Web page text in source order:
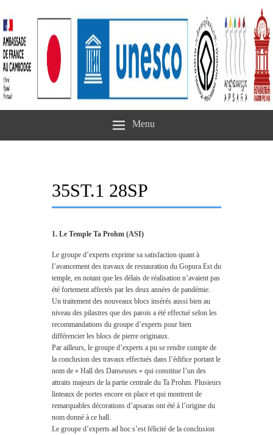
Menu
35ST.1 28SP
1. Le Temple Ta Prohm (ASI)
Le groupe d’experts exprime sa satisfaction quant à
l’avancement des travaux de restauration du Gopura Est du
temple, en notant que les délais de réalisation n’avaient pas
été fortement affectés par les deux années de pandémie.
Un traitement des nouveaux blocs insérés aussi bien au
niveau des pilastres que des parois a été effectué selon les
recommandations du groupe d’experts pour bien
différencier les blocs de pierre originaux.
Par ailleurs, le groupe d’experts a pu se rendre compte de
la conclusion des travaux effectués dans l’édifice portant le
nom de « Hall des Danseuses » qui constitue l’un des
attraits majeurs de la partie centrale du Ta Prohm. Plusieurs
linteaux de portes encore en place et qui montrent de
remarquables décorations d’apsaras ont été à l’origine du
nom donné à ce hall.
Le groupe d’experts ad hoc s’est félicité de la conclusion